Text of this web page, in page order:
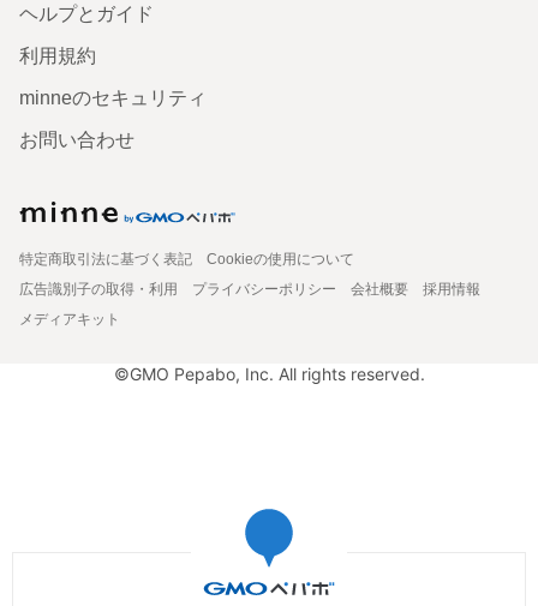
ヘルプとガイド
利用規約
minneのセキュリティ
お問い合わせ
特定商取引法に基づく表記
Cookieの使用について
広告識別子の取得・利用
プライバシーポリシー 会社概要
採用情報
メディアキット
©GMO Pepabo, Inc. All rights reserved.